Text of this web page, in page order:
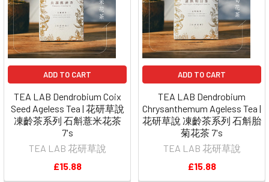
ADD TO CART
TEA LAB Dendrobium Coix
Seed Ageless Tea | 花研草說
凍齡茶系列 石斛薏米花茶
7's
TEA LAB 花研草說
£15.88
ADD TO CART
TEA LAB Dendrobium
Chrysanthemum Ageless Tea |
花研草說 凍齡茶系列 石斛胎
菊花茶 7's
TEA LAB 花研草說
£15.88